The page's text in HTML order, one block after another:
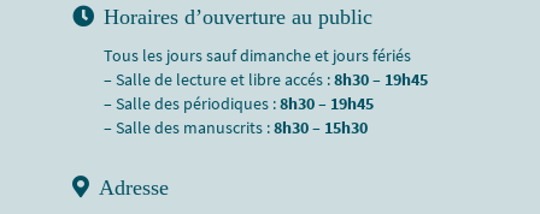
Horaires d’ouverture au public
Tous les jours sauf dimanche et jours fériés
– Salle de lecture et libre accés :8h30 – 19h45
– Salle des périodiques :8h30 – 19h45
– Salle des manuscrits :8h30 – 15h30
Adresse